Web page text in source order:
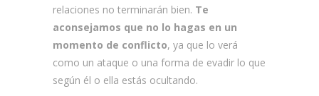
relaciones no terminarán bien. Te
aconsejamos que no lo hagas en un
momento de conflicto, ya que lo verá
como un ataque o una forma de evadir lo que
según él o ella estás ocultando.